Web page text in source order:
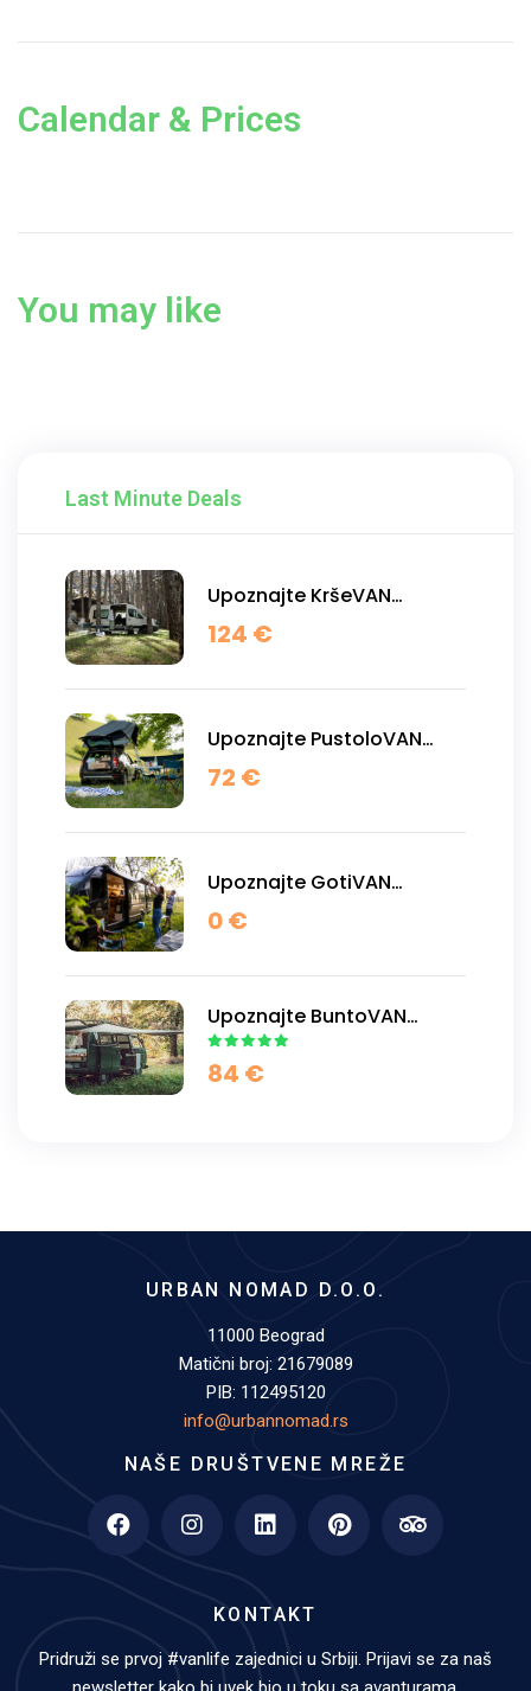
Calendar & Prices
You may like
Last Minute Deals
Upoznajte KršeVAN
kamper!
124 €
Upoznajte PustoloVAN
kamper!
72 €
Upoznajte GotiVAN
kamper!
0€
Upoznajte BuntoVAN
kamper!
84 €
URBAN NOMAD D.O.O.
11000 Beograd
Matični broj: 21679089
PIB: 112495120
info@urbannomad.rs
NAŠE DRUŠTVENE MREŽE
KONTAKT
Pridruži se prvoj #vanlife zajednici u Srbiji. Prijavi se za naš